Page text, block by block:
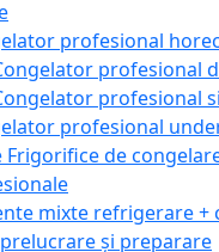
profesional
profesional
profesional
profesional
Frigorifice de
mixte refrigerare +
și preparare